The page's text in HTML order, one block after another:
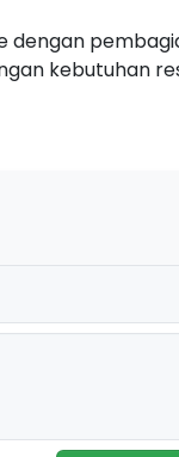
kebutuhan